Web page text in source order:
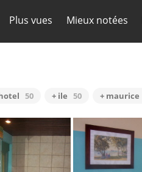
Plus vues Mieux notées
50 + ile 50 + maurice